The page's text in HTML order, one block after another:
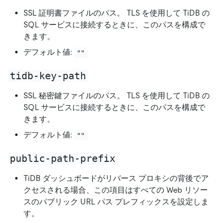
SSL 証明書ファイルのパス。 TLS を使用して TiDB の
SQL サービスに接続するときに、このパスを構成で
きます。
デフォルト値:
""
tidb-key-path
SSL 秘密鍵ファイルのパス。 TLS を使用して TiDB の
SQL サービスに接続するときに、このパスを構成で
きます。
デフォルト値:
""
public-path-prefix
TiDB ダッシュボードがリバース プロキシの背後でア
クセスされる場合、この項目はすべての Web リソー
スのパブリック URL パス プレフィックスを設定しま
す。